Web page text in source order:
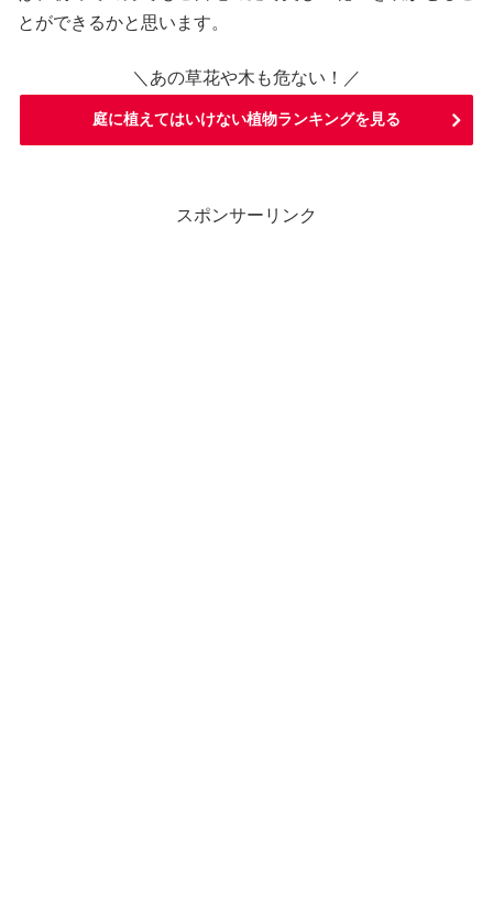
とができるかと思います。
＼あの草花や木も危ない！／
庭に植えてはいけない植物ランキングを見る
スポンサーリンク